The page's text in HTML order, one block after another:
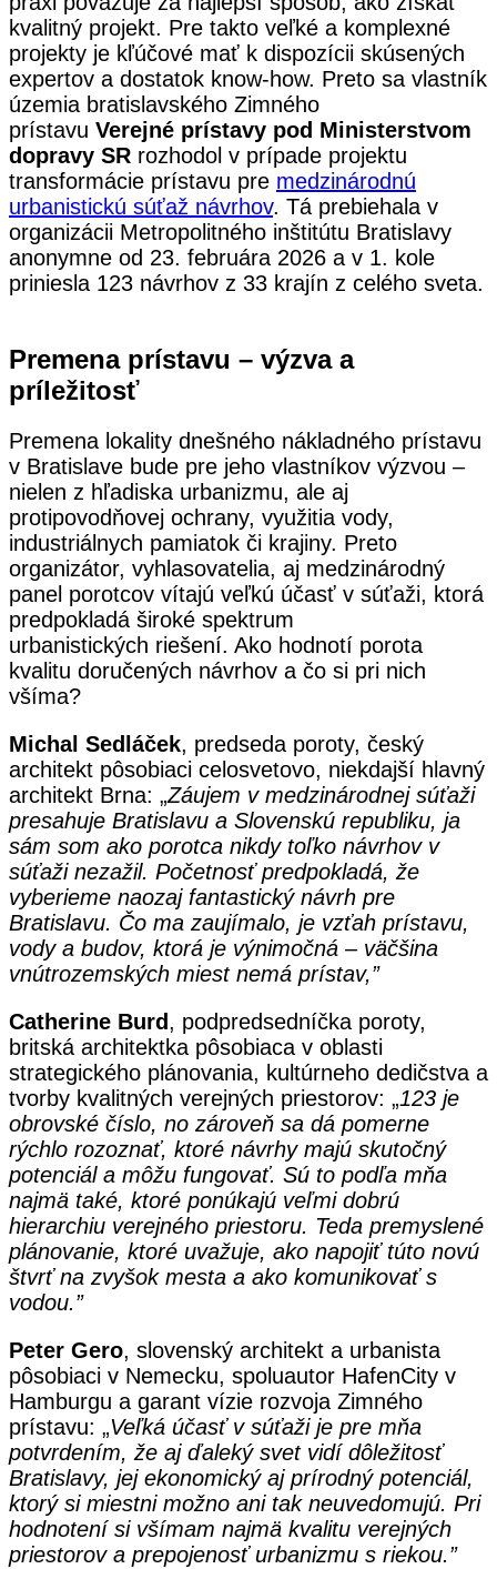
kvalitný projekt. Pre takto veľké a komplexné
projekty je kľúčové mať k dispozícii skúsených
expertov a dostatok know-how. Preto sa vlastník
územia bratislavského Zimného
prístavu Verejné prístavy pod Ministerstvom
dopravy SR rozhodol v prípade projektu
transformácie prístavu pre medzinárodnú
urbanistickú súťaž návrhov. Tá prebiehala v
organizácii Metropolitného inštitútu Bratislavy
anonymne od 23. februára 2026 a v 1. kole
priniesla 123 návrhov z 33 krajín z celého sveta.
Premena prístavu – výzva a
príležitosť
Premena lokality dnešného nákladného prístavu
v Bratislave bude pre jeho vlastníkov výzvou –
nielen z hľadiska urbanizmu, ale aj
protipovodňovej ochrany, využitia vody,
industriálnych pamiatok či krajiny. Preto
organizátor, vyhlasovatelia, aj medzinárodný
panel porotcov vítajú veľkú účasť v súťaži, ktorá
predpokladá široké spektrum
urbanistických riešení. Ako hodnotí porota
kvalitu doručených návrhov a čo si pri nich
všíma?
Michal Sedláček, predseda poroty, český
architekt pôsobiaci celosvetovo, niekdajší hlavný
architekt Brna: „Záujem v medzinárodnej súťaži
presahuje Bratislavu a Slovenskú republiku, ja
sám som ako porotca nikdy toľko návrhov v
súťaži nezažil. Početnosť predpokladá, že
vyberieme naozaj fantastický návrh pre
Bratislavu. Čo ma zaujímalo, je vzťah prístavu,
vody a budov, ktorá je výnimočná – väčšina
vnútrozemských miest nemá prístav,”
Catherine Burd, podpredsedníčka poroty,
britská architektka pôsobiaca v oblasti
strategického plánovania, kultúrneho dedičstva a
tvorby kvalitných verejných priestorov: „123 je
obrovské číslo, no zároveň sa dá pomerne
rýchlo rozoznať, ktoré návrhy majú skutočný
potenciál a môžu fungovať. Sú to podľa mňa
najmä také, ktoré ponúkajú veľmi dobrú
hierarchiu verejného priestoru. Teda premyslené
plánovanie, ktoré uvažuje, ako napojiť túto novú
štvrť na zvyšok mesta a ako komunikovať s
vodou.”
Peter Gero, slovenský architekt a urbanista
pôsobiaci v Nemecku, spoluautor HafenCity v
Hamburgu a garant vízie rozvoja Zimného
prístavu: „Veľká účasť v súťaži je pre mňa
potvrdením, že aj ďaleký svet vidí dôležitosť
Bratislavy, jej ekonomický aj prírodný potenciál,
ktorý si miestni možno ani tak neuvedomujú. Pri
hodnotení si všímam najmä kvalitu verejných
priestorov a prepojenosť urbanizmu s riekou.”